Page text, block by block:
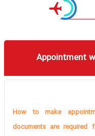
Appointment
How to make
documents are